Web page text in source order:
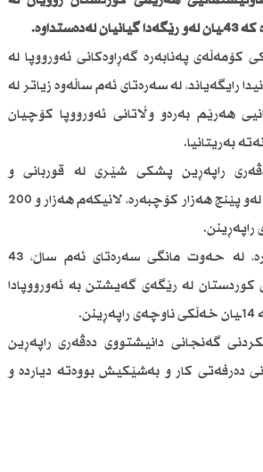
پەنابەرە گەڕاوەكانی ئەورووپا لە
رایگەیاند، لە سەرەتای ئەم ساڵەوە زیاتر لە
هەرێم بەرەو وڵاتانی ئەورووپا كۆچیان
بەریتانیا.
راپەڕین پشكی شێری لە قوربانی و
كۆچكردن بەركەوتووە، لەو پێنج هەزار كۆچبەرە، لانیكەم هەزار و 200
هەر بە پێی ئەو ئامارە، لە حەوت مانگی سەرەتای ئەم ساڵ، 43
لە رێگەی گەیشتن بە ئەورووپادا
گەنجانی دانیشتووی دەڤەری راپەڕین
دەرفەتی كار و بەشێكیش بووەتە دیاردە و